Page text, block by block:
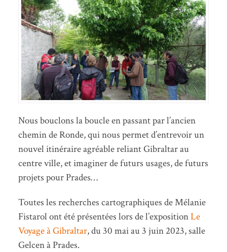
Nous bouclons la boucle en passant par l’ancien
chemin de Ronde, qui nous permet d’entrevoir un
nouvel itinéraire agréable reliant Gibraltar au
centre ville, et imaginer de futurs usages, de futurs
projets pour Prades…
Toutes les recherches cartographiques de Mélanie
Fistarol ont été présentées lors de l’expositionLe
Voyage à Gibraltar, du 30 mai au 3 juin 2023, salle
Gelcen à Prades.